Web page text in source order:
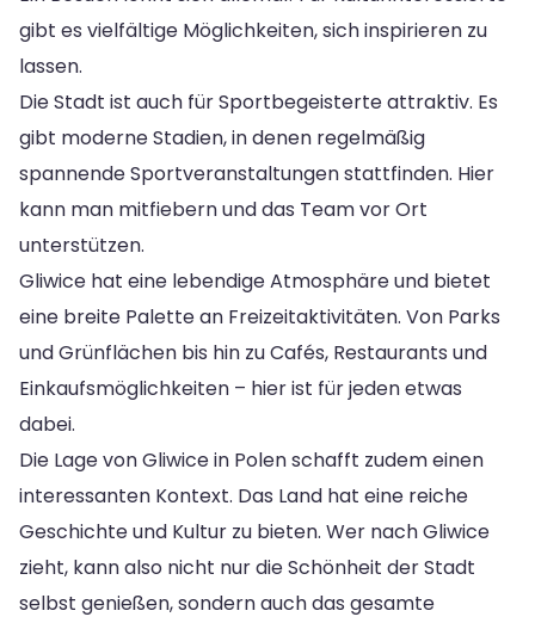
gibt es vielfältige Möglichkeiten, sich inspirieren zu
lassen.
Die Stadt ist auch für Sportbegeisterte attraktiv. Es
gibt moderne Stadien, in denen regelmäßig
spannende Sportveranstaltungen stattfinden. Hier
kann man mitfiebern und das Team vor Ort
unterstützen.
Gliwice hat eine lebendige Atmosphäre und bietet
eine breite Palette an Freizeitaktivitäten. Von Parks
und Grünflächen bis hin zu Cafés, Restaurants und
Einkaufsmöglichkeiten – hier ist für jeden etwas
dabei.
Die Lage von Gliwice in Polen schafft zudem einen
interessanten Kontext. Das Land hat eine reiche
Geschichte und Kultur zu bieten. Wer nach Gliwice
zieht, kann also nicht nur die Schönheit der Stadt
selbst genießen, sondern auch das gesamte